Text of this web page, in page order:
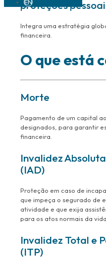
EN
proteções
Integra uma estratégia
financeira.
O que está
Morte
Pagamento de um capital
designados, para garantir
financeira.
Invalidez
(IAD)
Proteção em caso de
que impeça o segurado de
atividade e que exija
para os atos normais da vida.
Invalidez Total e
(ITP)